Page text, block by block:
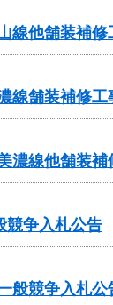
線他舗装補修
線舗装補修工
濃線他舗装補
競争入札公告
般競争入札公